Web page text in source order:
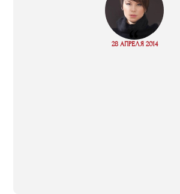
“
28 АПРЕЛЯ 2014
Read